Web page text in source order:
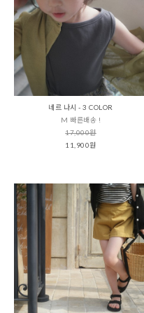
네르 나시 - 3 COLOR
M 빠른배송 !
17,000원
11,900원